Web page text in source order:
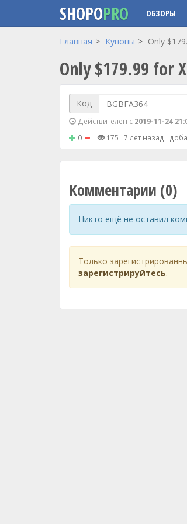
Перейти к основному содержанию
SHOPOPRO ОБЗОРЫ
Главная Купоны Only
Only $179.99 for
Код
Действителен с 2019-11-24
0 175 7 лет назад
Комментарии (0)
Никто ещё не оставил
Только
зарегистрируйтесь.